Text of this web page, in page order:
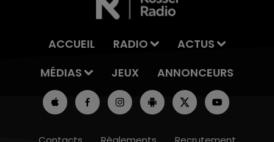
ACCUEIL RADIO
ACTUS
MÉDIAS
JEUX ANNONCEURS